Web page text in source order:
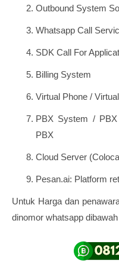
Outbound System
Whatsapp Call
SDK Call For
Billing System
Virtual Phone /
PBX System /
PBX
Cloud Server
Pesan.ai: Platform
Untuk Harga dan
dinomor whatsapp dibawah